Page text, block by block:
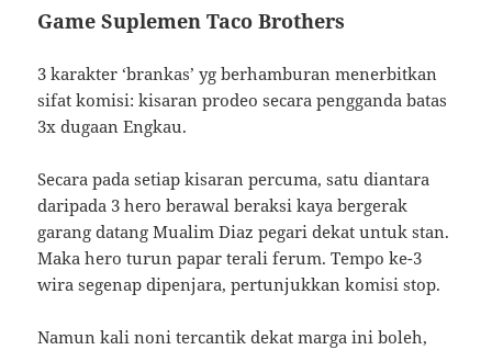
Game Suplemen Taco Brothers
3 karakter ‘brankas’ yg berhamburan menerbitkan
sifat komisi: kisaran prodeo secara pengganda batas
3x dugaan Engkau.
Secara pada setiap kisaran percuma, satu diantara
daripada 3 hero berawal beraksi kaya bergerak
garang datang Mualim Diaz pegari dekat untuk stan.
Maka hero turun papar terali ferum. Tempo ke-3
wira segenap dipenjara, pertunjukkan komisi stop.
Namun kali noni tercantik dekat marga ini boleh,